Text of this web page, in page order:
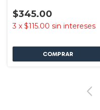
$345.00
3 x $115.00 sin intereses